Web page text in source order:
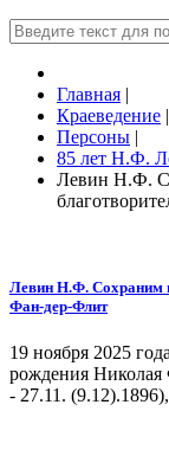
Главная |
Краеведение |
Персоны |
85 лет Н.Ф.
Левин Н.Ф.
Левин Н.Ф. Сохраним
Фан-дер-Флит
19 ноября 2025
рождения Николая
- 27.11.